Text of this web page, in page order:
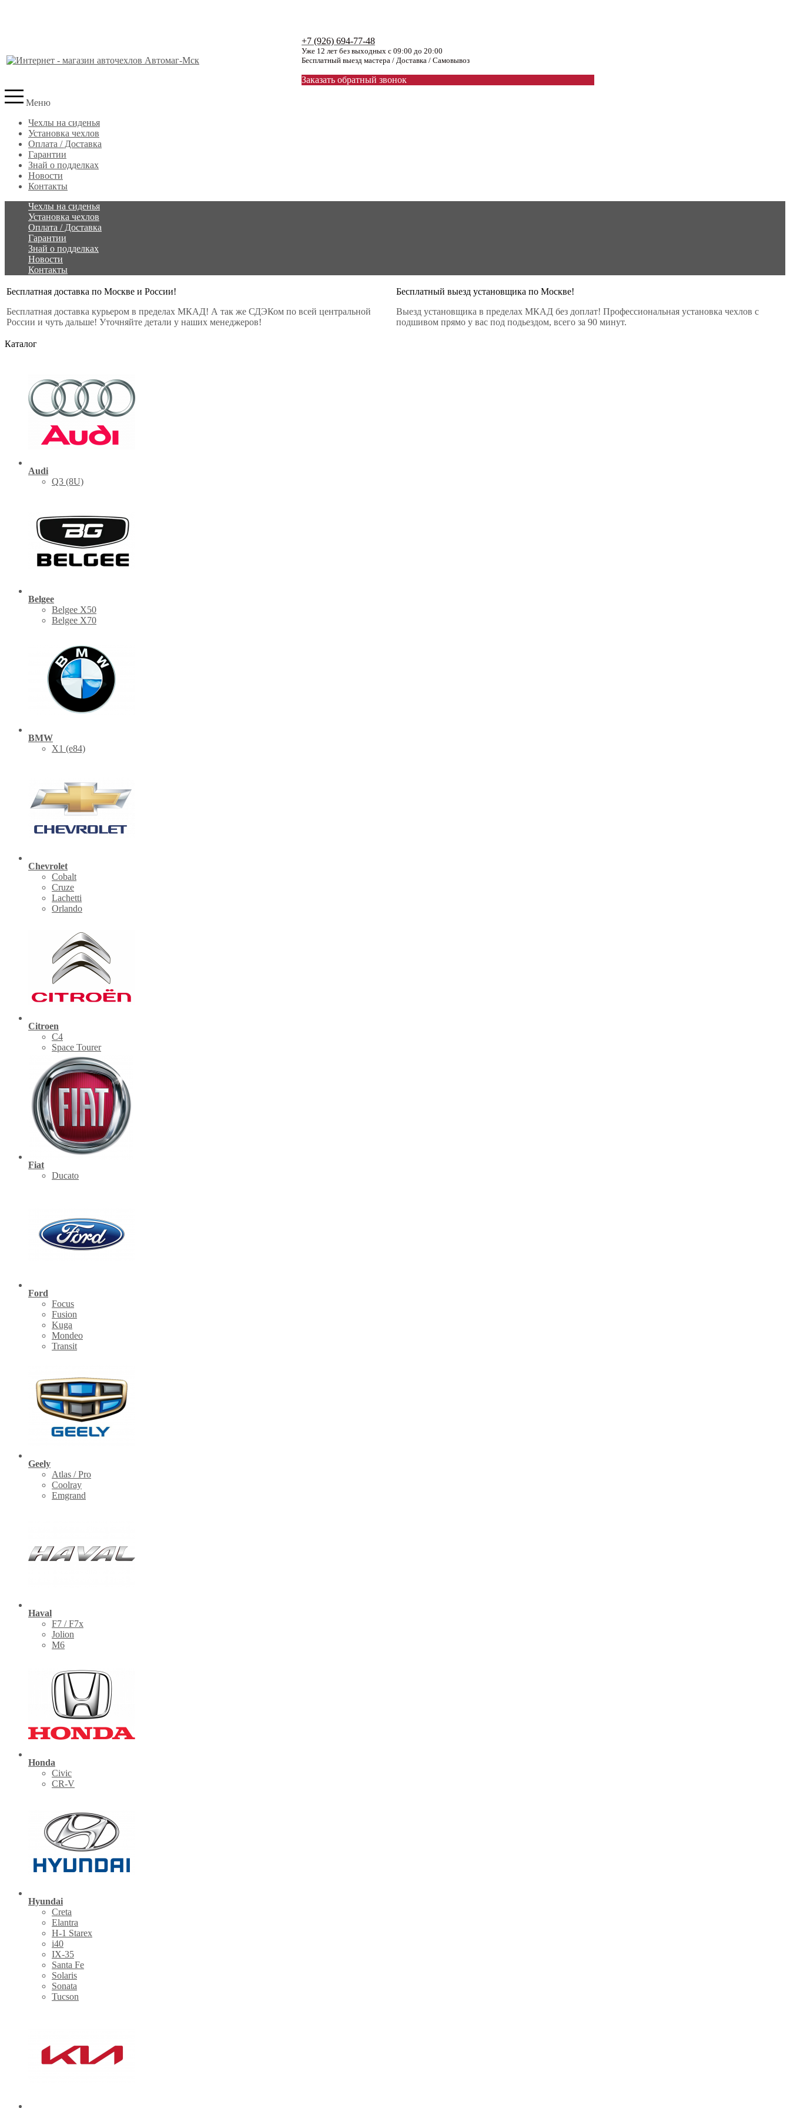
+7 (926) 694-77-48
Уже 12 лет без выходных с 09:00 до 20:00
Бесплатный выезд мастера / Доставка / Самовывоз
Заказать обратный звонок
Меню
Чехлы на сиденья
Установка чехлов
Оплата / Доставка
Гарантии
Знай о подделках
Новости
Контакты
Чехлы на сиденья
Установка чехлов
Оплата / Доставка
Гарантии
Знай о подделках
Новости
Контакты
Бесплатная доставка по Москве и России!
Бесплатная доставка курьером в пределах МКАД! А так же СДЭКом по всей центральной
России и чуть дальше! Уточняйте детали у наших менеджеров!
Бесплатный выезд установщика по Москве!
Выезд установщика в пределах МКАД без доплат! Профессиональная установка чехлов с
подшивом прямо у вас под подьездом, всего за 90 минут.
Каталог
Audi
Q3 (8U)
Belgee
Belgee X50
Belgee X70
BMW
X1 (е84)
Chevrolet
Cobalt
Cruze
Lachetti
Orlando
Citroen
C4
Space Tourer
Fiat
Ducato
Ford
Focus
Fusion
Kuga
Mondeo
Transit
Geely
Atlas / Pro
Coolray
Emgrand
Haval
F7 / F7x
Jolion
M6
Honda
Civic
CR-V
Hyundai
Creta
Elantra
H-1 Starex
i40
IX-35
Santa Fe
Solaris
Sonata
Tucson